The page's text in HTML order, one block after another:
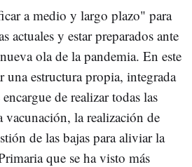
a medio y largo plazo" para
actuales y estar preparados ante
ola de la pandemia. En este
una estructura propia, integrada
de realizar todas las
vacunación, la realización de
de las bajas para aliviar la
que se ha visto más